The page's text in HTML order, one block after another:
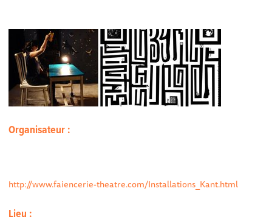
Organisateur :
http://www.faiencerie-theatre.com/Installations_Kant.html
Lieu :